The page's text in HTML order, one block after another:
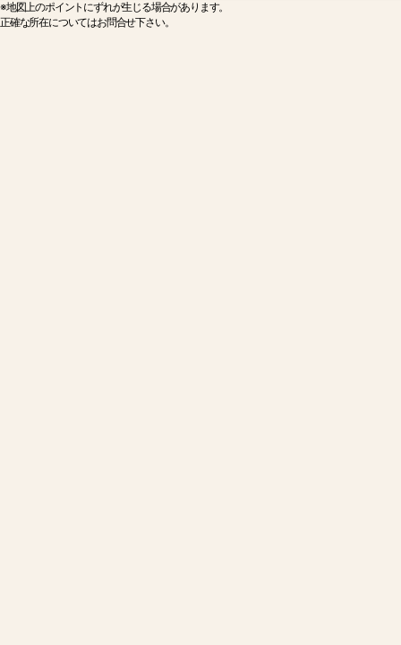
※地図上のポイントにずれが生じる場合があります。
正確な所在についてはお問合せ下さい。